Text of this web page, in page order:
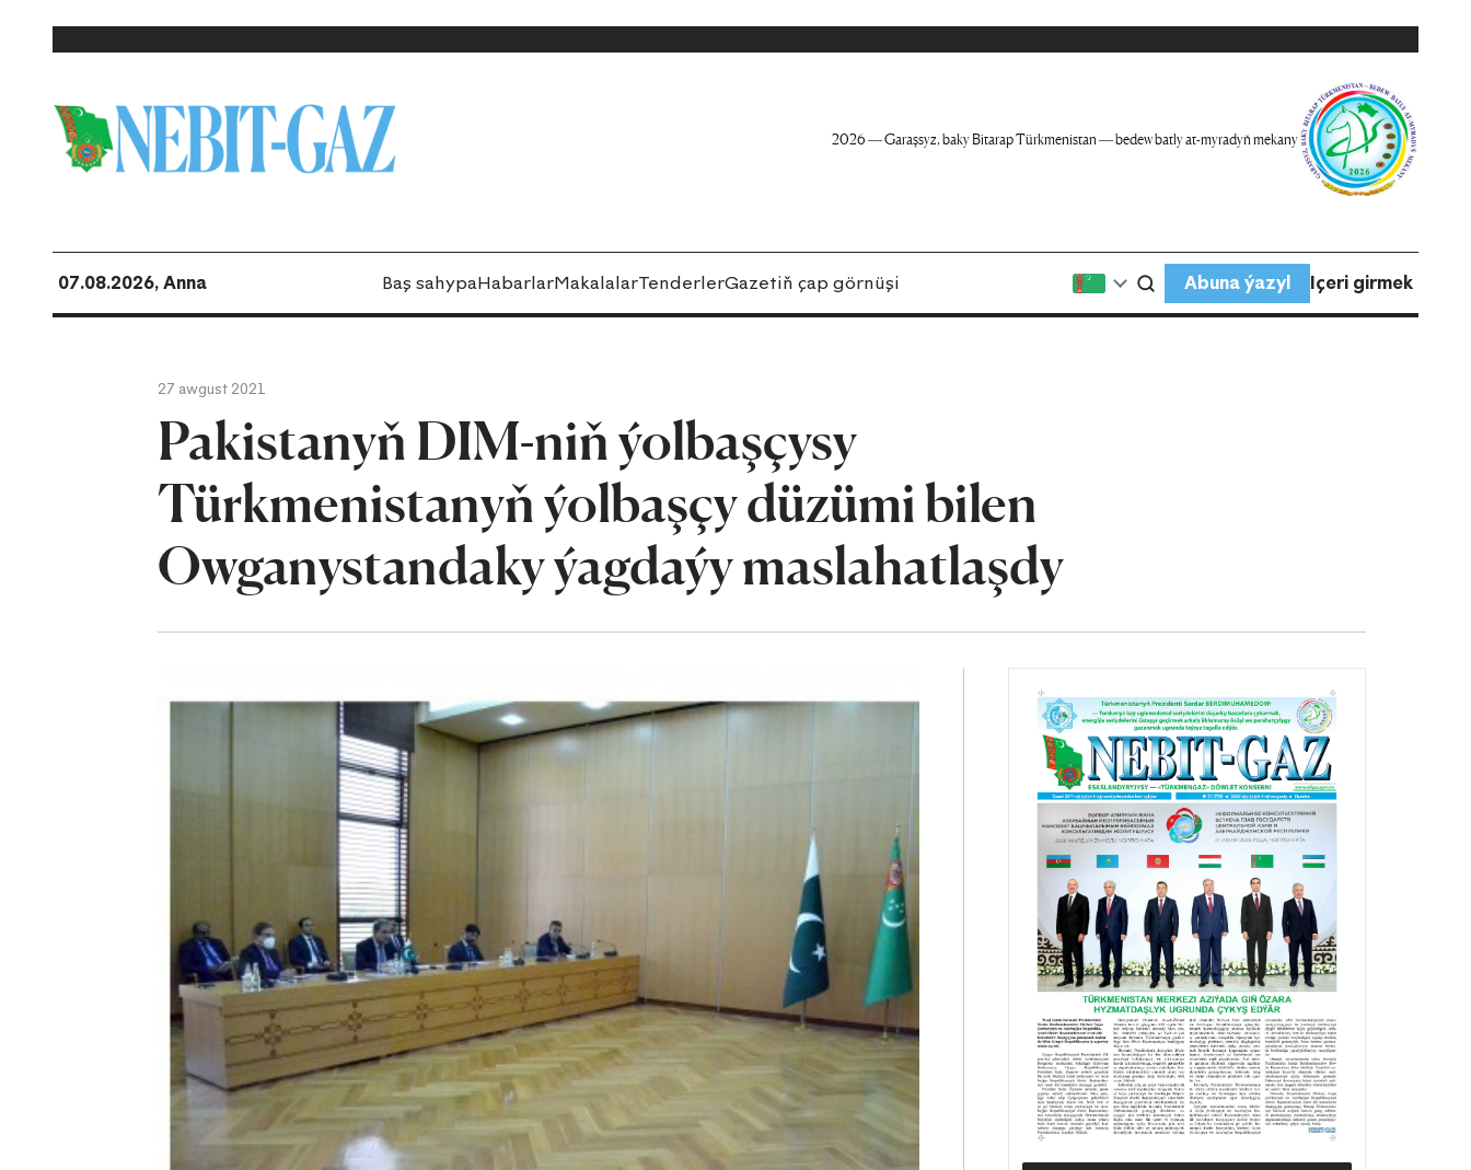
2026 — Garaşsyz, baky Bitarap Türkmenistan — bedew batly at-myradyň mekany
07.08.2026, Anna Baş sahypaHabarlarMakalalarTenderlerGazetiň çap görnüşi Abuna ýazyl Içeri girmek
27 awgust 2021
Pakistanyň DIM-niň ýolbaşçysy
Türkmenistanyň ýolbaşçy düzümi bilen
Owganystandaky ýagdaýy maslahatlaşdy